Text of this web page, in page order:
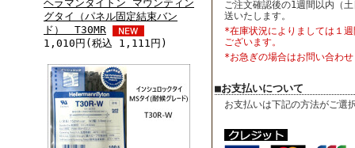
ヘラマンタイトン マウンティン
グタイ（パネル固定結束バン
ド） T30MR
1,010円(税込 1,111円)
ご注文確認後の1週間以内（
送いたします。
*在庫状況によりましては１
ございます。
*お急ぎの場合はお問い合わ
■お支払いについて
お支払いは下記の方法がご選